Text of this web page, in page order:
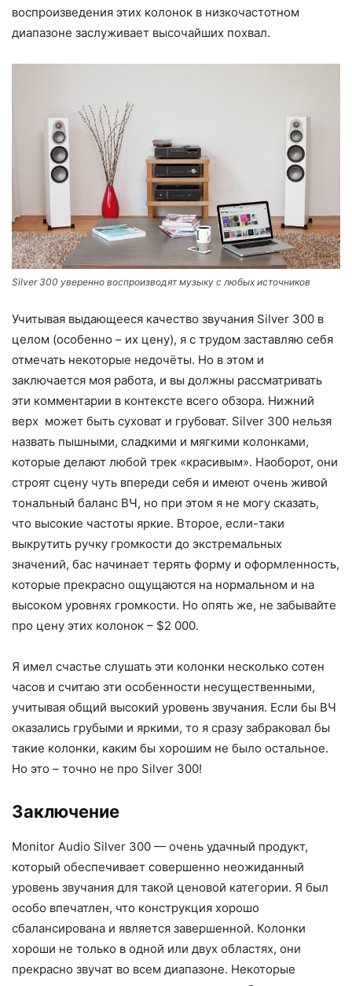
воспроизведения этих колонок в низкочастотном
диапазоне заслуживает высочайших похвал.
Silver 300 уверенно воспроизводят музыку с любых источников
Учитывая выдающееся качество звучания Silver 300 в
целом (особенно – их цену), я с трудом заставляю себя
отмечать некоторые недочёты. Но в этом и
заключается моя работа, и вы должны рассматривать
эти комментарии в контексте всего обзора. Нижний
верх может быть суховат и грубоват. Silver 300 нельзя
назвать пышными, сладкими и мягкими колонками,
которые делают любой трек «красивым». Наоборот, они
строят сцену чуть впереди себя и имеют очень живой
тональный баланс ВЧ, но при этом я не могу сказать,
что высокие частоты яркие. Второе, если-таки
выкрутить ручку громкости до экстремальных
значений, бас начинает терять форму и оформленность,
которые прекрасно ощущаются на нормальном и на
высоком уровнях громкости. Но опять же, не забывайте
про цену этих колонок – $2 000.
Я имел счастье слушать эти колонки несколько сотен
часов и считаю эти особенности несущественными,
учитывая общий высокий уровень звучания. Если бы ВЧ
оказались грубыми и яркими, то я сразу забраковал бы
такие колонки, каким бы хорошим не было остальное.
Но это – точно не про Silver 300!
Заключение
Monitor Audio Silver 300 — очень удачный продукт,
который обеспечивает совершенно неожиданный
уровень звучания для такой ценовой категории. Я был
особо впечатлен, что конструкция хорошо
сбалансирована и является завершенной. Колонки
хороши не только в одной или двух областях, они
прекрасно звучат во всем диапазоне. Некоторые